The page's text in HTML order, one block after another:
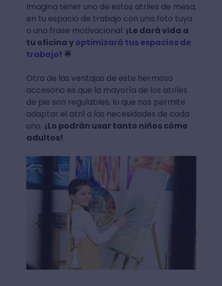
Imagina tener uno de estos atriles de mesa,
en tu espacio de trabajo con una foto tuya
o una frase motivacional. ¡Le dará vida a
tu oficina yoptimizará tus espacios de
trabajo! 🌟
Otra de las ventajas de este hermoso
accesorio es que la mayoría de los atriles
de pie son regulables, lo que nos permite
adaptar el atril a las necesidades de cada
uno. ¡Lo podrán usar tanto niños cómo
adultos!